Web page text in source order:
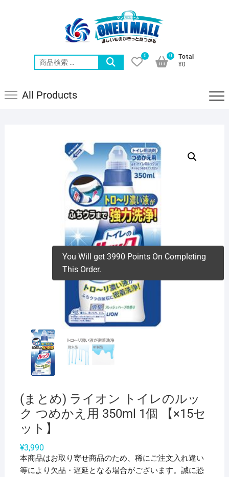
索
0
Total
¥0
0
All Products
(まとめ) ライオン トイレのルッ
ク つめかえ用 350ml 1個 【×15セ
ット】
¥3,990
本商品はお取り寄せ商品のため、稀にご注文入れ違い
等により欠品・遅延となる場合がございます。誠に恐
You Will get 3990 Points On Completing
This Order.